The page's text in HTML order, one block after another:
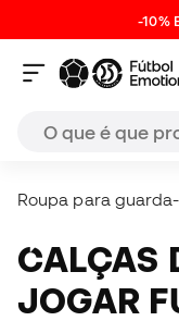
-10%
Roupa para
CALÇAS DE TREINO PARA
JOGAR